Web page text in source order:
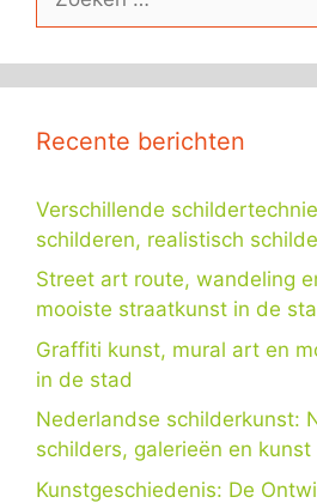
naar:
Recente berichten
Verschillende
schilderen, realistisch
Street art route, wandeling
mooiste straatkunst in de
Graffiti kunst, mural art en
in de stad
Nederlandse schilderkunst:
schilders, galerieën en kunst
Kunstgeschiedenis: De